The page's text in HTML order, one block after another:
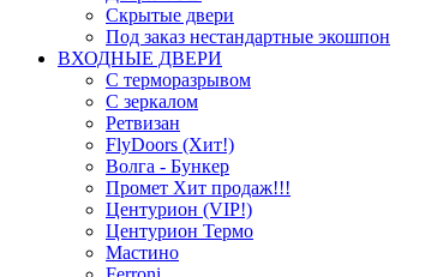
Скрытые двери
Под заказ нестандартные экошпон
ВХОДНЫЕ ДВЕРИ
С терморазрывом
С зеркалом
Ретвизан
FlyDoors (Хит!)
Волга - Бункер
Промет Хит продаж!!!
Центурион (VIP!)
Центурион Термо
Мастино